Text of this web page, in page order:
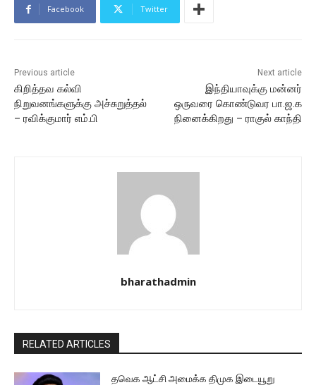
Facebook Twitter
Previous article
கிறித்தவ கல்வி
நிறுவனங்களுக்கு அச்சுறுத்தல்
– ரவிக்குமார் எம்.பி
Next article
இந்தியாவுக்கு மன்னர்
ஒருவரை கொண்டுவர பா.ஜ.க
நினைக்கிறது – ராகுல் காந்தி
bharathadmin
RELATED ARTICLES
தவெக ஆட்சி அமைக்க திமுக இடையூறு